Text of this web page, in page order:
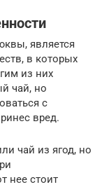
является
в которых
из них
чай, но
с
вред.
чай из ягод, но
нее стоит